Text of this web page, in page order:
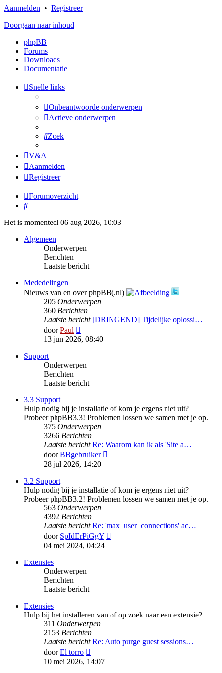
Aanmelden • Registreer
Doorgaan naar inhoud
phpBB
Forums
Downloads
Documentatie
Snelle links
Onbeantwoorde onderwerpen
Actieve onderwerpen
Zoek
V&A
Aanmelden
Registreer
Forumoverzicht
Zoek
Het is momenteel 06 aug 2026, 10:03
Algemeen
Onderwerpen
Berichten
Laatste bericht
Mededelingen
Nieuws van en over phpBB(.nl)
205 Onderwerpen
360 Berichten
Laatste bericht [DRINGEND] Tijdelijke oplossi…
doorPaul
laatste
bericht
13 jun 2026, 08:40
Support
Onderwerpen
Berichten
Laatste bericht
3.3 Support
Hulp nodig bij je installatie of kom je ergens niet uit?
Probeer phpBB3.3! Problemen lossen we samen met je op.
375 Onderwerpen
3266 Berichten
Laatste bericht Re: Waarom kan ik als 'Site a…
doorBBgebruiker
28 jul 2026, 14:20
3.2 Support
Hulp nodig bij je installatie of kom je ergens niet uit?
Probeer phpBB3.2! Problemen lossen we samen met je op.
563 Onderwerpen
4392 Berichten
Laatste bericht Re: 'max_user_connections' ac…
door SpIdErPiGgY
04 mei 2024, 04:24
Extensies
Onderwerpen
Berichten
Laatste bericht
Extensies
Hulp bij het installeren van of op zoek naar een extensie?
311 Onderwerpen
2153 Berichten
Laatste bericht Re: Auto purge guest sessions…
doorEl torro
laatste
10 mei 2026, 14:07